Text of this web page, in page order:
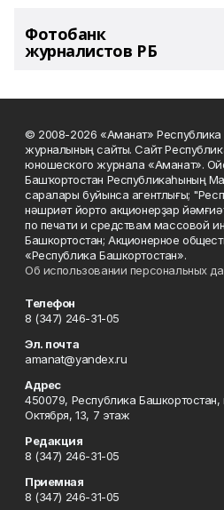
Фотобанк
журналистов РБ
© 2008-2026 «Аманат» Республика
журналының сайты. Сайт
юношеского журнала «Аманат».
Башҡортостан Республикаһының
саралары буйынса агентлығы;
нәшриәт йорто акционерҙар
по печати и средствам массовой
Башкортостан; Акционерное
«Республика Башкортостан».
Об использовании персональных
Телефон
8 (347) 246-31-05
Эл. почта
amanat@yandex.ru
Адрес
450079, Республика Башкортостан,
Октября, 13, 7 этаж
Редакция
8 (347) 246-31-05
Приемная
8 (347) 246-31-05